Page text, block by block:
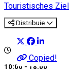
Touristisches Ziel
Distribuie
Copied!
10:00 - 18:00